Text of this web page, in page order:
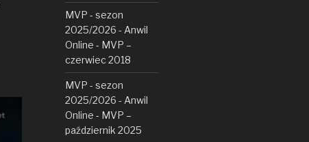
MVP - sezon
2025/2026 - Anwil
Online - MVP –
czerwiec 2018
MVP - sezon
2025/2026 - Anwil
Online - MVP –
październik 2025